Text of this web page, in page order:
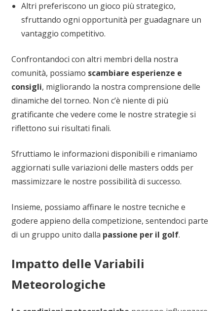
Altri preferiscono un gioco più strategico,
sfruttando ogni opportunità per guadagnare un
vantaggio competitivo.
Confrontandoci con altri membri della nostra
comunità, possiamo scambiare esperienze e
consigli, migliorando la nostra comprensione delle
dinamiche del torneo. Non c’è niente di più
gratificante che vedere come le nostre strategie si
riflettono sui risultati finali.
Sfruttiamo le informazioni disponibili e rimaniamo
aggiornati sulle variazioni delle masters odds per
massimizzare le nostre possibilità di successo.
Insieme, possiamo affinare le nostre tecniche e
godere appieno della competizione, sentendoci parte
di un gruppo unito dalla passione per il golf.
Impatto delle Variabili
Meteorologiche